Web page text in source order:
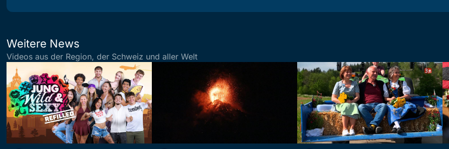
Weitere News
Videos aus der Region, der Schweiz und aller Welt